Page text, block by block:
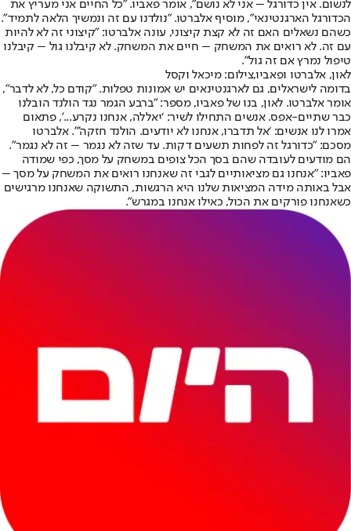
לנשום. אין כדורגל – אני לא נושם”, אומר פאביו. "כל החיים אני מעריץ את
הכדורגל הארגנטינאי”, מוסיף אלברטו. "נולדנו עם זה ונמשיך הלאה לתמיד”.
כשהם נשאלים האם זה לא קצת קיצוני, עונה אלברטו: "קיצוני זה לא להיות
עם זה. לא רואים את המשחק – חיים את המשחק. לא קיבלנו גול – קיבלנו
טיפול נמרץ אם זה גול”.
לאון, אלברטו ופאביו,צילום: מיכאל וקסל
בדומה לישראלים, גם לארגנטינאים יש אמונות טפלות. "קודם כל, לא לדבר",
אומר אלברטו. לאון, בנו של פאביו, מספר: "ברבע הגמר נגד הולנד הובלנו
כבר שתיים-אפס. אנשים התחילו לשיר: ‘יאללה, אנחנו נקרע...’, פתאום
אמרו לנו אנשים: ‘אל תדברו, אנחנו לא יודעים. הולנד חזקה’”. אלברטו
מסכם: "כדורגל זה לפחות תשעים דקות. עד שזה לא נגמר – זה לא נגמר”.
הם מודעים לעובדה שהם בסך הכל צופים במשחק על מסך, כפי שמודה
פאביו: "אנחנו גם מציאותיים לגבי זה שאנחנו רואים את המשחק על מסך –
אבל באותה מידה המציאות שלנו היא הרגשות, התשוקה שאנחנו מרגישים
כשאנחנו פורקים את הכול, כאילו אנחנו במגרש”.